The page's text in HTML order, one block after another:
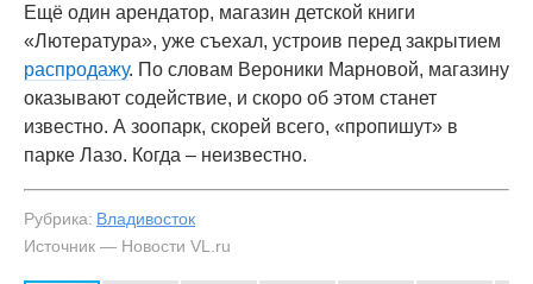
Ещё один арендатор, магазин детской книги
«Лютература», уже съехал, устроив перед закрытием
распродажу. По словам Вероники Марновой, магазину
оказывают содействие, и скоро об этом станет
известно. А зоопарк, скорей всего, «пропишут» в
парке Лазо. Когда – неизвестно.
Рубрика: Владивосток
Источник — Новости VL.ru